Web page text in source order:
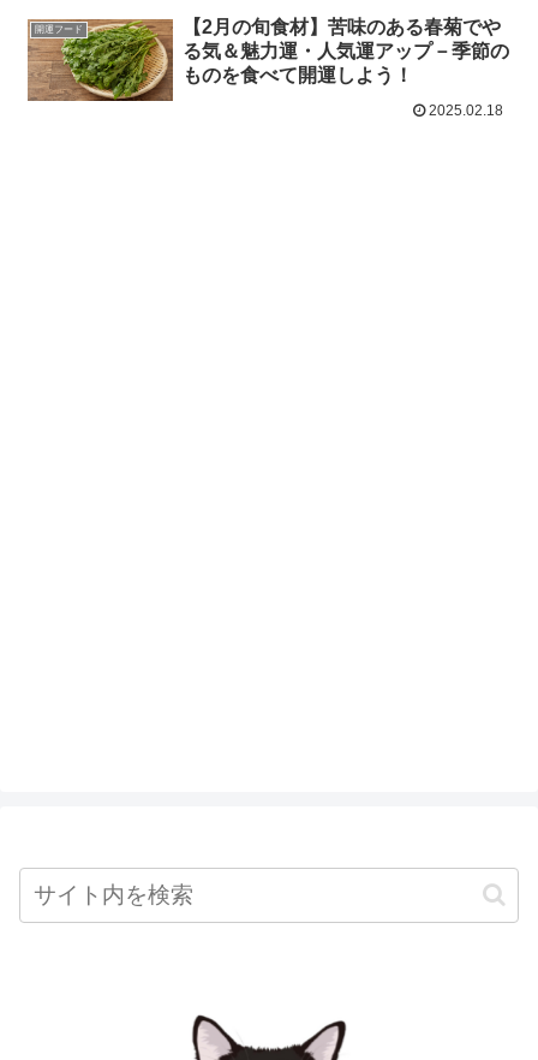
開運フード
【2月の旬食材】苦味のある春菊でや
る気＆魅力運・人気運アップ－季節の
ものを食べて開運しよう！
2025.02.18